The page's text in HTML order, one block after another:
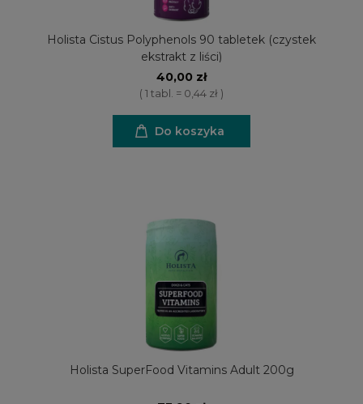
Holista Cistus Polyphenols 90 tabletek (czystek
ekstrakt z liści)
40,00 zł
( 1 tabl. = 0,44 zł )
Do koszyka
Holista SuperFood Vitamins Adult 200g